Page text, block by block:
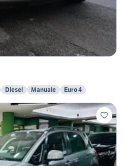
Diesel Manuale Euro 4